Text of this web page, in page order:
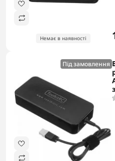
Немає в наявності
Під замовлення